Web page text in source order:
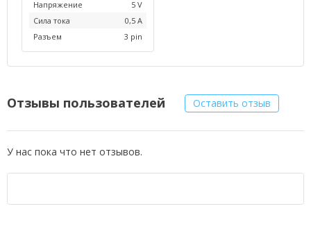
Напряжение
5 V
Сила тока
0,5 А
Разъем
3 pin
Отзывы пользователей Оставить отзыв
У нас пока что нет отзывов.